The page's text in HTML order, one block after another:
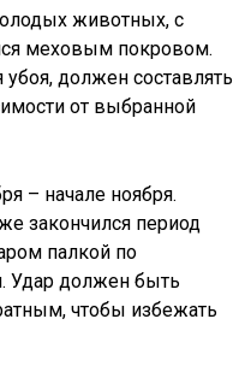
животных, с
меховым покровом.
должен составлять
от выбранной
– начале ноября.
закончился период
палкой по
Удар должен быть
чтобы избежать